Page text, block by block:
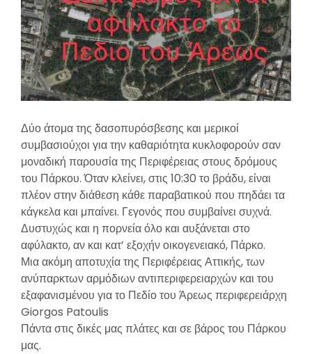
Δύο άτομα της δασοπυρόσβεσης και μερικοί
συμβασιούχοι για την καθαριότητα κυκλοφορούν σαν
μοναδική παρουσία της Περιφέρειας στους δρόμους
του Πάρκου. Όταν κλείνει, στις 10:30 το βράδυ, είναι
πλέον στην διάθεση κάθε παραβατικού που πηδάει τα
κάγκελα και μπαίνει. Γεγονός που συμβαίνει συχνά.
Δυστυχώς και η πορνεία όλο και αυξάνεται στο
αφύλακτο, αν και κατ’ εξοχήν οικογενειακό, Πάρκο.
Μια ακόμη αποτυχία της Περιφέρειας Αττικής, των
ανύπαρκτων αρμόδιων αντιπεριφερειαρχών και του
εξαφανισμένου για το Πεδίο του Άρεως περιφερειάρχη
Giorgos Patoulis
Πάντα στις δικές μας πλάτες και σε βάρος του Πάρκου
μας.